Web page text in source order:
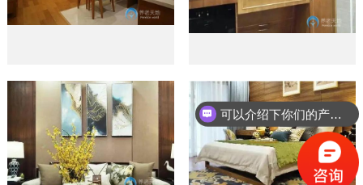
可以介绍下你们的产品么？